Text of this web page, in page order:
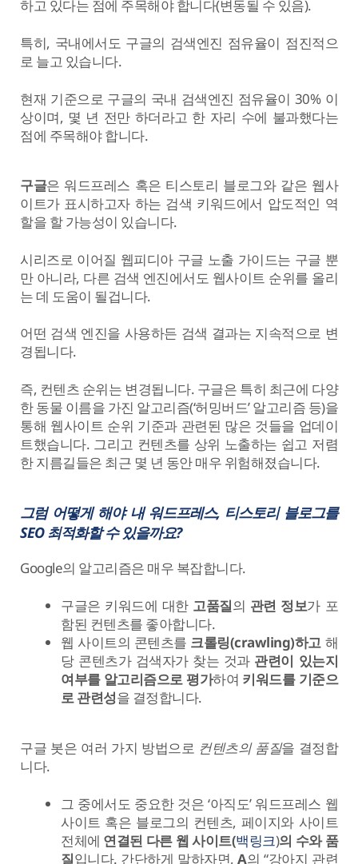
하고 있다는 점에 주목해야 합니다(변동될 수 있음).
특히, 국내에서도 구글의 검색엔진 점유율이 점진적으
로 늘고 있습니다.
현재 기준으로 구글의 국내 검색엔진 점유율이 30% 이
상이며, 몇 년 전만 하더라고 한 자리 수에 불과했다는
점에 주목해야 합니다.
구글은 워드프레스 혹은 티스토리 블로그와 같은 웹사
이트가 표시하고자 하는 검색 키워드에서 압도적인 역
할을 할 가능성이 있습니다.
시리즈로 이어질 웹피디아 구글 노출 가이드는 구글 뿐
만 아니라, 다른 검색 엔진에서도 웹사이트 순위를 올리
는 데 도움이 될겁니다.
어떤 검색 엔진을 사용하든 검색 결과는 지속적으로 변
경됩니다.
즉, 컨텐츠 순위는 변경됩니다. 구글은 특히 최근에 다양
한 동물 이름을 가진 알고리즘(‘허밍버드’ 알고리즘 등)을
통해 웹사이트 순위 기준과 관련된 많은 것들을 업데이
트했습니다. 그리고 컨텐츠를 상위 노출하는 쉽고 저렴
한 지름길들은 최근 몇 년 동안 매우 위험해졌습니다.
그럼 어떻게 해야 내 워드프레스, 티스토리 블로그를
SEO 최적화할 수 있을까요?
Google의 알고리즘은 매우 복잡합니다.
구글은 키워드에 대한 고품질의 관련 정보가 포
함된 컨텐츠를 좋아합니다.
웹 사이트의 콘텐츠를 크롤링(crawling)하고해
당 콘텐츠가 검색자가 찾는 것과 관련이 있는지
여부를 알고리즘으로 평가하여 키워드를 기준으
로 관련성을 결정합니다.
구글 봇은 여러 가지 방법으로 컨텐츠의 품질을 결정합
니다.
그 중에서도 중요한 것은 ‘아직도’ 워드프레스 웹
사이트 혹은 블로그의 컨텐츠, 페이지와 사이트
전체에 연결된 다른 웹 사이트(백링크)의 수와 품
질입니다. 간단하게 말하자면,A의 “강아지 관련